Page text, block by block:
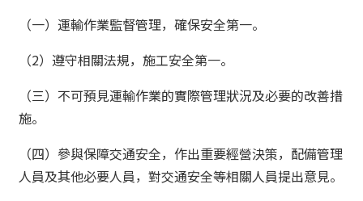
（一）運輸作業監督管理，確保安全第一。
（2）遵守相關法規，施工安全第一。
（三）不可預見運輸作業的實際管理狀況及必要的改善措
施。
（四）參與保障交通安全，作出重要經營決策，配備管理
人員及其他必要人員，對交通安全等相關人員提出意見。